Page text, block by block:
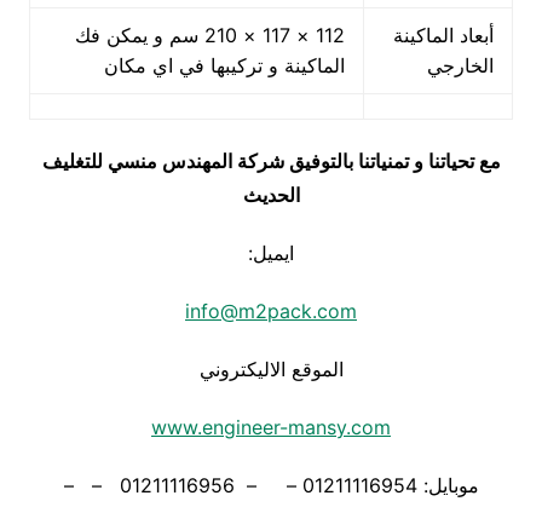
أبعاد الماكينة
الخارجي
112 × 117 × 210 سم و يمكن فك
الماكينة و تركيبها في اي مكان
مع تحياتنا و تمنياتنا بالتوفيق شركة المهندس منسي للتغليف
الحديث
ايميل:
info@m2pack.com
الموقع الاليكتروني
www.engineer-mansy.com
موبايل: 01211116954 – – 01211116956 – –